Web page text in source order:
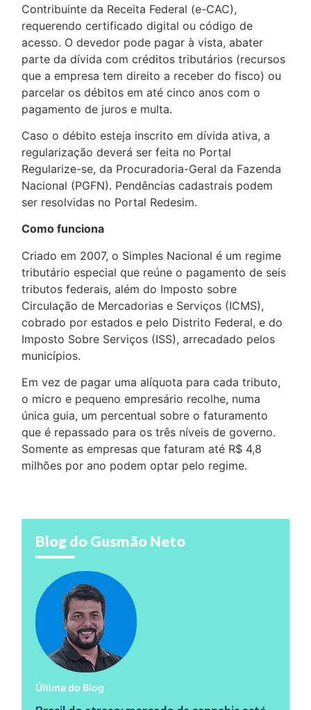
Contribuinte da Receita Federal (e-CAC),
requerendo certificado digital ou código de
acesso. O devedor pode pagar à vista, abater
parte da dívida com créditos tributários (recursos
que a empresa tem direito a receber do fisco) ou
parcelar os débitos em até cinco anos com o
pagamento de juros e multa.
Caso o débito esteja inscrito em dívida ativa, a
regularização deverá ser feita no Portal
Regularize-se, da Procuradoria-Geral da Fazenda
Nacional (PGFN). Pendências cadastrais podem
ser resolvidas no Portal Redesim.
Como funciona
Criado em 2007, o Simples Nacional é um regime
tributário especial que reúne o pagamento de seis
tributos federais, além do Imposto sobre
Circulação de Mercadorias e Serviços (ICMS),
cobrado por estados e pelo Distrito Federal, e do
Imposto Sobre Serviços (ISS), arrecadado pelos
municípios.
Em vez de pagar uma alíquota para cada tributo,
o micro e pequeno empresário recolhe, numa
única guia, um percentual sobre o faturamento
que é repassado para os três níveis de governo.
Somente as empresas que faturam até R$ 4,8
milhões por ano podem optar pelo regime.
Blog do Gusmão Neto
Última do Blog